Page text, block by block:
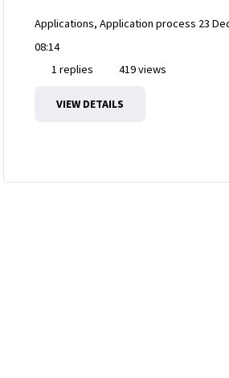
Applications, Application process 23
08:14
1 replies
419 views
VIEW DETAILS